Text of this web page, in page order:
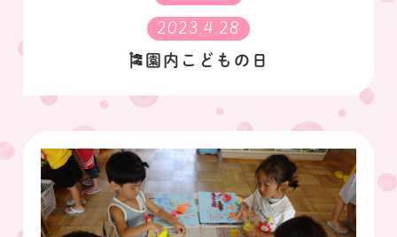
2023.4.28
🎏園内こどもの日